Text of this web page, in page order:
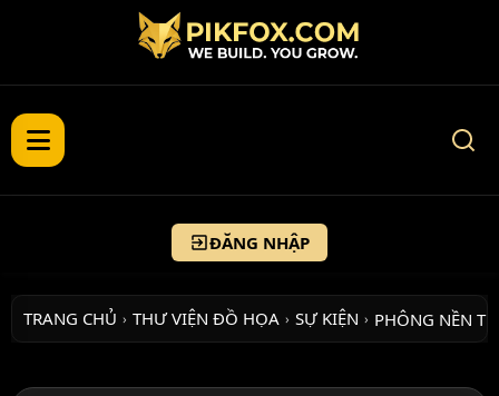
ĐĂNG NHẬP
TRANG CHỦ › THƯ VIỆN ĐỒ HỌA › SỰ KIỆN › PHÔNG NỀN